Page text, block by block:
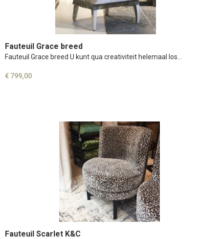
Fauteuil Grace breed
Fauteuil Grace breed U kunt qua creativiteit helemaal los…
€ 799,00
Fauteuil Scarlet K&C